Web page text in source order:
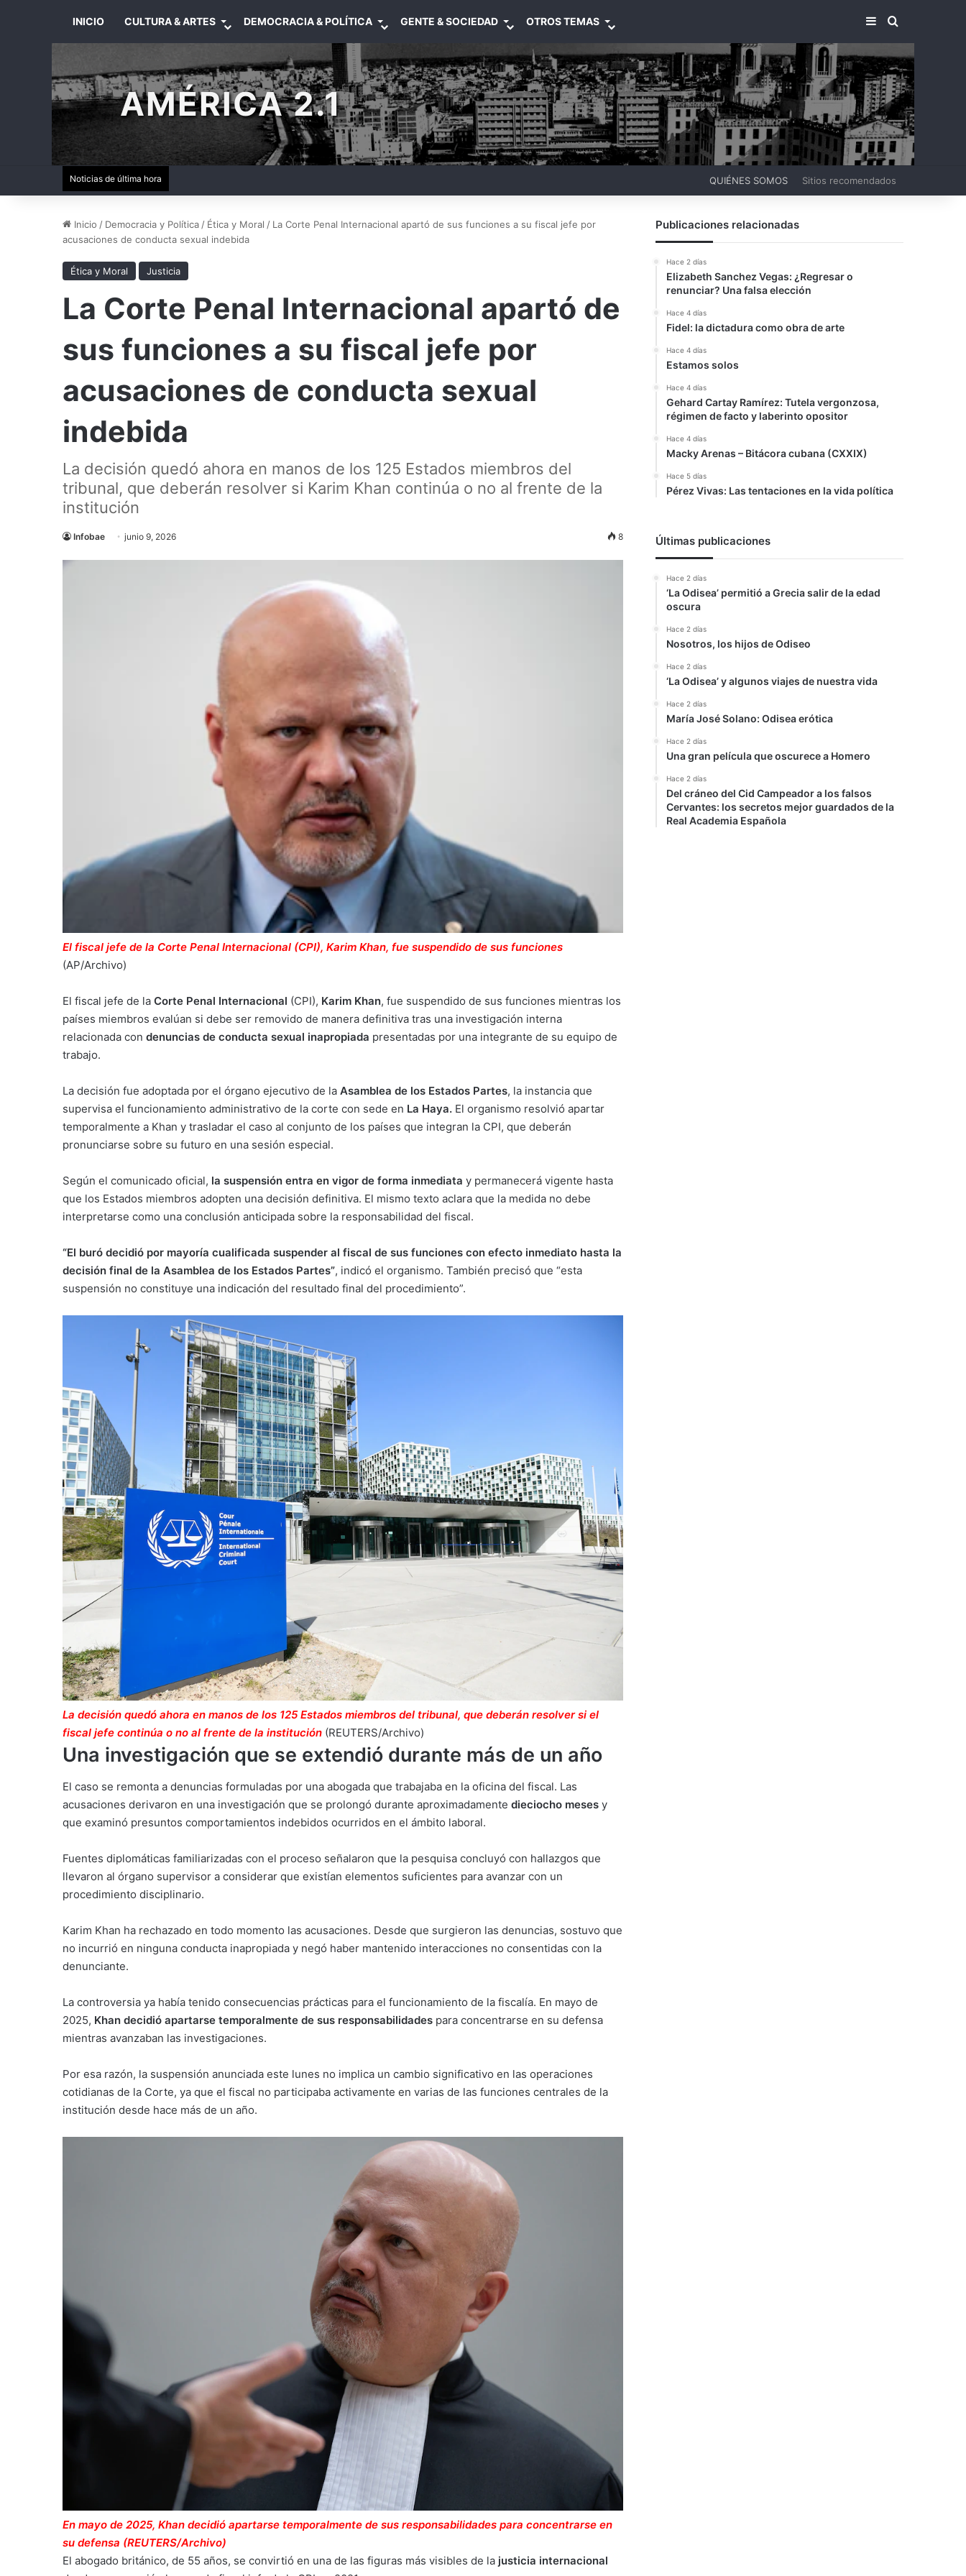
INICIO CULTURA & ARTES DEMOCRACIA & POLÍTICA GENTE & SOCIEDAD OTROS TEMAS BARRA LATERAL
BUSCAR
AMÉRICA 2.1
Noticias de última hora QUIÉNES SOMOS Sitios recomendados
Inicio / Democracia y Política / Ética y Moral / La Corte Penal Internacional apartó de sus funciones a su fiscal jefe por
acusaciones de conducta sexual indebida
Ética y Moral Justicia
La Corte Penal Internacional apartó de
sus funciones a su fiscal jefe por
acusaciones de conducta sexual
indebida
La decisión quedó ahora en manos de los 125 Estados miembros del
tribunal, que deberán resolver si Karim Khan continúa o no al frente de la
institución
Infobae junio 9, 2026 8
El fiscal jefe de la Corte Penal Internacional (CPI), Karim Khan, fue suspendido de sus funciones
(AP/Archivo)
El fiscal jefe de la Corte Penal Internacional (CPI), Karim Khan, fue suspendido de sus funciones mientras los
países miembros evalúan si debe ser removido de manera definitiva tras una investigación interna
relacionada con denuncias de conducta sexual inapropiada presentadas por una integrante de su equipo de
trabajo.
La decisión fue adoptada por el órgano ejecutivo de la Asamblea de los Estados Partes, la instancia que
supervisa el funcionamiento administrativo de la corte con sede en La Haya. El organismo resolvió apartar
temporalmente a Khan y trasladar el caso al conjunto de los países que integran la CPI, que deberán
pronunciarse sobre su futuro en una sesión especial.
Según el comunicado oficial, la suspensión entra en vigor de forma inmediata y permanecerá vigente hasta
que los Estados miembros adopten una decisión definitiva. El mismo texto aclara que la medida no debe
interpretarse como una conclusión anticipada sobre la responsabilidad del fiscal.
“El buró decidió por mayoría cualificada suspender al fiscal de sus funciones con efecto inmediato hasta la
decisión final de la Asamblea de los Estados Partes”, indicó el organismo. También precisó que “esta
suspensión no constituye una indicación del resultado final del procedimiento”.
La decisión quedó ahora en manos de los 125 Estados miembros del tribunal, que deberán resolver si el
fiscal jefe continúa o no al frente de la institución (REUTERS/Archivo)
Una investigación que se extendió durante más de un año
El caso se remonta a denuncias formuladas por una abogada que trabajaba en la oficina del fiscal. Las
acusaciones derivaron en una investigación que se prolongó durante aproximadamente dieciocho meses y
que examinó presuntos comportamientos indebidos ocurridos en el ámbito laboral.
Fuentes diplomáticas familiarizadas con el proceso señalaron que la pesquisa concluyó con hallazgos que
llevaron al órgano supervisor a considerar que existían elementos suficientes para avanzar con un
procedimiento disciplinario.
Karim Khan ha rechazado en todo momento las acusaciones. Desde que surgieron las denuncias, sostuvo que
no incurrió en ninguna conducta inapropiada y negó haber mantenido interacciones no consentidas con la
denunciante.
La controversia ya había tenido consecuencias prácticas para el funcionamiento de la fiscalía. En mayo de
2025, Khan decidió apartarse temporalmente de sus responsabilidades para concentrarse en su defensa
mientras avanzaban las investigaciones.
Por esa razón, la suspensión anunciada este lunes no implica un cambio significativo en las operaciones
cotidianas de la Corte, ya que el fiscal no participaba activamente en varias de las funciones centrales de la
institución desde hace más de un año.
En mayo de 2025, Khan decidió apartarse temporalmente de sus responsabilidades para concentrarse en
su defensa (REUTERS/Archivo)
El abogado británico, de 55 años, se convirtió en una de las figuras más visibles de la justicia internacional
Publicaciones relacionadas
Hace 2 días
Elizabeth Sanchez Vegas: ¿Regresar o
renunciar? Una falsa elección
Hace 4 días
Fidel: la dictadura como obra de arte
Hace 4 días
Estamos solos
Hace 4 días
Gehard Cartay Ramírez: Tutela vergonzosa,
régimen de facto y laberinto opositor
Hace 4 días
Macky Arenas – Bitácora cubana (CXXIX)
Hace 5 días
Pérez Vivas: Las tentaciones en la vida política
Últimas publicaciones
Hace 2 días
‘La Odisea’ permitió a Grecia salir de la edad
oscura
Hace 2 días
Nosotros, los hijos de Odiseo
Hace 2 días
‘La Odisea’ y algunos viajes de nuestra vida
Hace 2 días
María José Solano: Odisea erótica
Hace 2 días
Una gran película que oscurece a Homero
Hace 2 días
Del cráneo del Cid Campeador a los falsos
Cervantes: los secretos mejor guardados de la
Real Academia Española